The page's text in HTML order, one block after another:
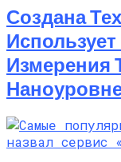
Создана
Измерения